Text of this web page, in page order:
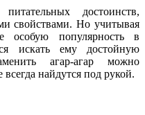
достоинств,
свойствами. Но учитывая
популярность в
искать ему достойную
агар-агар можно
найдутся под рукой.